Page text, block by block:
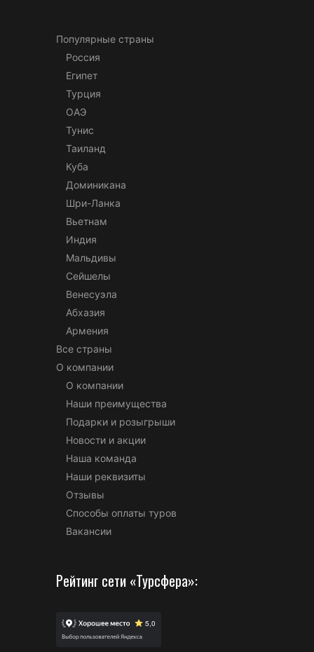
Популярные страны
Россия
Египет
Турция
ОАЭ
Тунис
Таиланд
Куба
Доминикана
Шри-Ланка
Вьетнам
Индия
Мальдивы
Сейшелы
Венесуэла
Абхазия
Армения
Все страны
О компании
О компании
Наши преимущества
Подарки и розыгрыши
Новости и акции
Наша команда
Наши реквизиты
Отзывы
Способы оплаты туров
Вакансии
Рейтинг сети «Турсфера»: